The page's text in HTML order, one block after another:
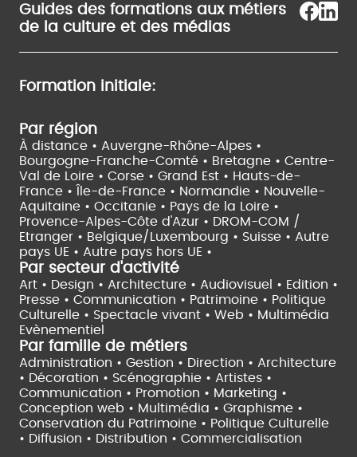
Guides des formations aux métiers
de la culture et des médias
Formation initiale:
Par région
À distance • Auvergne-Rhône-Alpes •
Bourgogne-Franche-Comté • Bretagne • Centre-
Val de Loire • Corse • Grand Est • Hauts-de-
France •
Île-de-France • Normandie • Nouvelle-
Aquitaine • Occitanie • Pays de la Loire •
Provence-Alpes-Côte d'Azur • DROM-COM /
Etranger • Belgique/Luxembourg • Suisse • Autre
pays UE • Autre pays hors UE •
Par secteur d'activité
Art • Design • Architecture • Audiovisuel • Edition •
Presse • Communication • Patrimoine • Politique
Culturelle • Spectacle vivant • Web • Multimédia
Evènementiel
Par famille de métiers
Administration • Gestion • Direction • Architecture
• Décoration • Scénographie • Artistes •
Communication • Promotion • Marketing •
Conception web • Multimédia • Graphisme •
Conservation du Patrimoine • Politique Culturelle
• Diffusion • Distribution • Commercialisation